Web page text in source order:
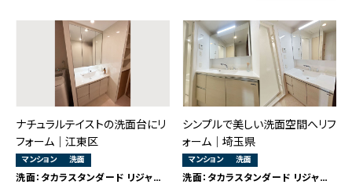
ナチュラルテイストの洗面台にリ
フォーム｜江東区
マンション 洗面
洗面：タカラスタンダード リジャスト
シンプルで美しい洗面空間へリフ
ォーム｜埼玉県
マンション 洗面
洗面：タカラスタンダード リジャスト